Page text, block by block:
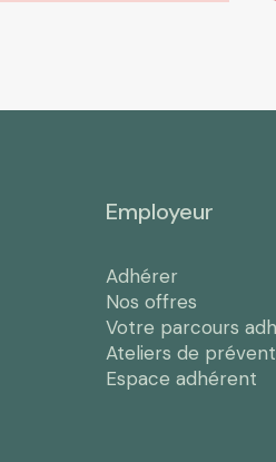
Employeur
Adhérer
Nos offres
Votre parcours
Ateliers de
Espace adhérent